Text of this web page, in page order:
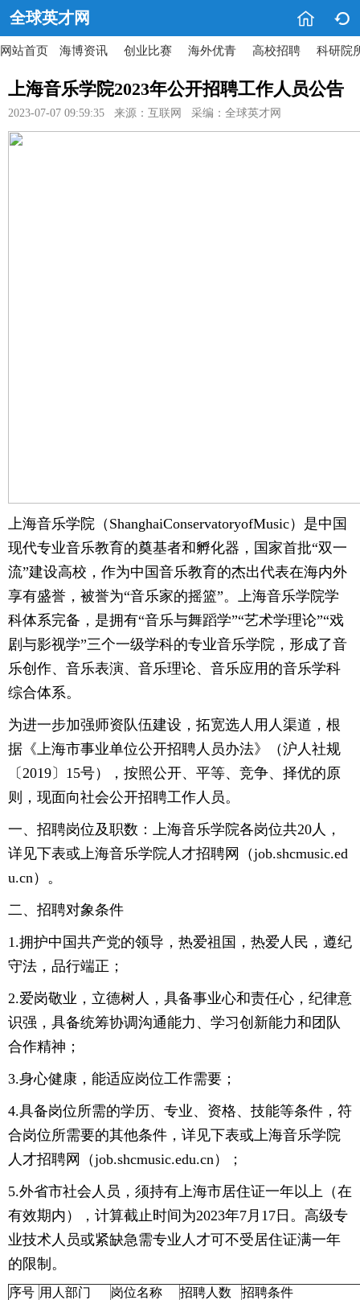
全球英才网  
网站首页 海博资讯 创业比赛 海外优青 高校招聘 科研院
上海音乐学院2023年公开招聘工作人员公告
2023-07-07 09:59:35 来源：互联网 采编：全球英才网
上海音乐学院（ShanghaiConservatoryofMusic）是中国
现代专业音乐教育的奠基者和孵化器，国家首批“双一
流”建设高校，作为中国音乐教育的杰出代表在海内外
享有盛誉，被誉为“音乐家的摇篮”。上海音乐学院学
科体系完备，是拥有“音乐与舞蹈学”“艺术学理论”“戏
剧与影视学”三个一级学科的专业音乐学院，形成了音
乐创作、音乐表演、音乐理论、音乐应用的音乐学科
综合体系。
为进一步加强师资队伍建设，拓宽选人用人渠道，根
据《上海市事业单位公开招聘人员办法》（沪人社规
〔2019〕15号），按照公开、平等、竞争、择优的原
则，现面向社会公开招聘工作人员。
一、招聘岗位及职数：上海音乐学院各岗位共20人，
详见下表或上海音乐学院人才招聘网（job.shcmusic.ed
u.cn）。
二、招聘对象条件
1.拥护中国共产党的领导，热爱祖国，热爱人民，遵纪
守法，品行端正；
2.爱岗敬业，立德树人，具备事业心和责任心，纪律意
识强，具备统筹协调沟通能力、学习创新能力和团队
合作精神；
3.身心健康，能适应岗位工作需要；
4.具备岗位所需的学历、专业、资格、技能等条件，符
合岗位所需要的其他条件，详见下表或上海音乐学院
人才招聘网（job.shcmusic.edu.cn）；
5.外省市社会人员，须持有上海市居住证一年以上（在
有效期内），计算截止时间为2023年7月17日。高级专
业技术人员或紧缺急需专业人才可不受居住证满一年
的限制。
序号 用人部门 岗位名称 招聘人数 招聘条件